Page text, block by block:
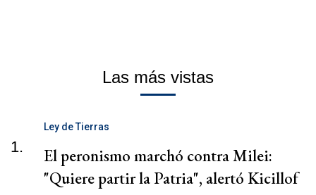
Las más vistas
1.
Ley de Tierras
El peronismo marchó contra Milei:
"Quiere partir la Patria", alertó Kicillof